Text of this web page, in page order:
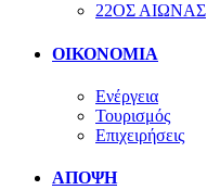
22ΟΣ ΑΙΩΝΑΣ
ΟΙΚΟΝΟΜΙΑ
Ενέργεια
Τουρισμός
Επιχειρήσεις
ΑΠΟΨΗ